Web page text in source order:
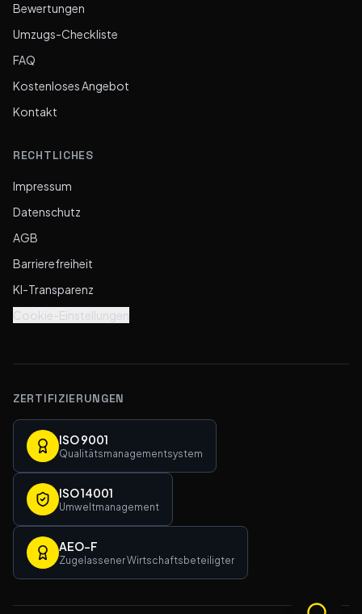
Bewertungen
Umzugs-Checkliste
FAQ
Kostenloses Angebot
Kontakt
RECHTLICHES
Impressum
Datenschutz
AGB
Barrierefreiheit
KI-Transparenz
Cookie-Einstellungen
ZERTIFIZIERUNGEN
ISO 9001
Qualitätsmanagementsystem
ISO 14001
Umweltmanagement
AEO-F
Zugelassener Wirtschaftsbeteiligter